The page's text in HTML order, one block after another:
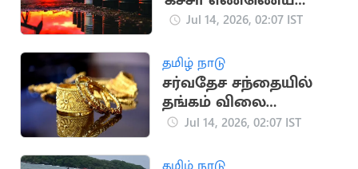
விலை ஒரே நாளில்
Jul 14, 2026, 02:07 IST
தமிழ் நாடு
சர்வதேச சந்தையில்
தங்கம் விலை
கணிசமாக குறைவு
Jul 14, 2026, 02:07 IST